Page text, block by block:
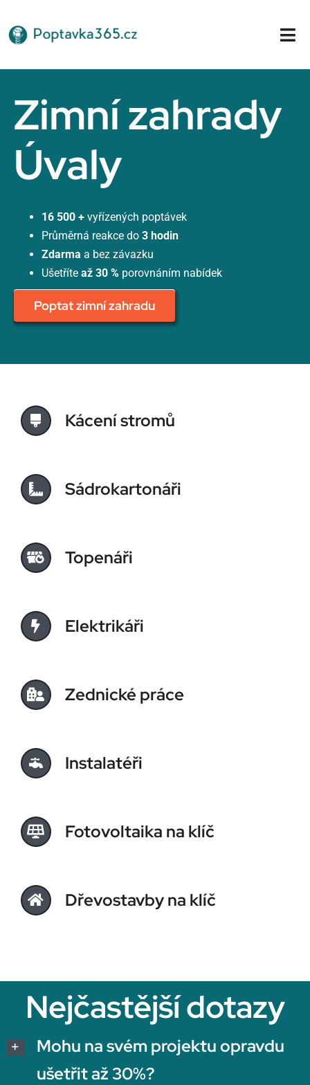
na
obsah
Zimní zahrady
Úvaly
16 500 + vyřízených poptávek
Průměrná reakce do 3 hodin
Zdarma a bez závazku
Ušetříte až 30 %porovnáním nabídek
Poptat zimní zahradu
Kácení stromů
Sádrokartonáři
Topenáři
Elektrikáři
Zednické práce
Instalatéři
Fotovoltaika na klíč
Dřevostavby na klíč
Nejčastější dotazy
Mohu na svém projektu opravdu
ušetřit až 30%?